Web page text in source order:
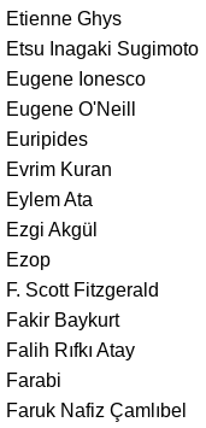
Etienne Ghys
Etsu Inagaki Sugimoto
Eugene Ionesco
Eugene O'Neill
Euripides
Evrim Kuran
Eylem Ata
Ezgi Akgül
Ezop
F. Scott Fitzgerald
Fakir Baykurt
Falih Rıfkı Atay
Farabi
Faruk Nafiz Çamlıbel